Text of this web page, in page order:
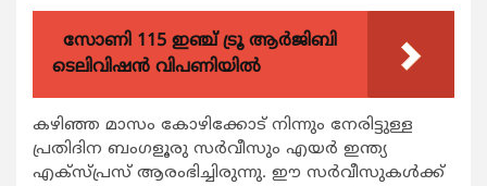
സോണി 115 ഇഞ്ച് ട്രൂ ആർജിബി
ടെലിവിഷൻ വിപണിയിൽ
കഴിഞ്ഞ മാസം കോഴിക്കോട് നിന്നും നേരിട്ടുള്ള
പ്രതിദിന ബംഗളൂരു സർവീസും എയർ ഇന്ത്യ
എക്സ്പ്രസ് ആരംഭിച്ചിരുന്നു. ഈ സർവീസുകള്‍ക്ക്